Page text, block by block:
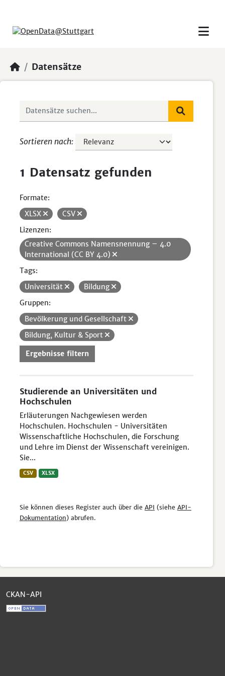
Datensätze
Sortieren nach
1 Datensatz gefunden
Formate:
XLSX
CSV
Lizenzen:
Creative Commons Namensnennung – 4.0
International (CC BY 4.0)
Tags:
Universität
Bildung
Gruppen:
Bevölkerung und Gesellschaft
Bildung, Kultur & Sport
Ergebnisse filtern
Studierende an Universitäten und
Hochschulen
Erläuterungen Nachgewiesen werden
Hochschulen. Hochschulen - Universitäten
Wissenschaftliche Hochschulen, die Forschung
und Lehre im Dienst der Wissenschaft vereinigen.
Sie...
CSV XLSX
Sie können dieses Register auch über die API (siehe API-
Dokumentation) abrufen.
CKAN-API